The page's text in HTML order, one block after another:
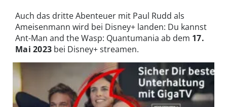
Auch das dritte Abenteuer mit Paul Rudd als
Ameisenmann wird bei Disney+ landen: Du kannst
Ant-Man and the Wasp: Quantumania ab dem 17.
Mai 2023 bei Disney+ streamen.